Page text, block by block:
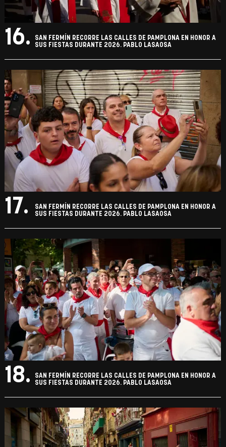
16.
SAN FERMÍN RECORRE LAS CALLES DE PAMPLONA EN HONOR A
SUS FIESTAS DURANTE 2026. PABLO LASAOSA
17.
SAN FERMÍN RECORRE LAS CALLES DE PAMPLONA EN HONOR A
SUS FIESTAS DURANTE 2026. PABLO LASAOSA
18.
SAN FERMÍN RECORRE LAS CALLES DE PAMPLONA EN HONOR A
SUS FIESTAS DURANTE 2026. PABLO LASAOSA